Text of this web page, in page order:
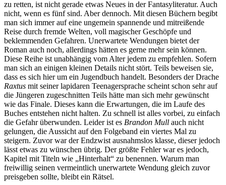
zu retten, ist nicht gerade etwas Neues in der Fantasyliteratur. Auch
nicht, wenn es fünf sind. Aber dennoch. Mit diesen Büchern begibt
man sich immer auf eine ungemein spannende und mitreißende
Reise durch fremde Welten, voll magischer Geschöpfe und
beklemmenden Gefahren. Unerwartete Wendungen bietet der
Roman auch noch, allerdings hätten es gerne mehr sein können.
Diese Reihe ist unabhängig vom Alter jedem zu empfehlen. Sofern
man sich an einigen kleinen Details nicht stört. Teils beweisen sie,
dass es sich hier um ein Jugendbuch handelt. Besonders der Drache
Raxtus mit seiner lapidaren Teenagersprache scheint schon sehr auf
die Jüngeren zugeschnitten Teils hätte man sich mehr gewünscht
wie das Finale. Dieses kann die Erwartungen, die im Laufe des
Buches entstehen nicht halten. Zu schnell ist alles vorbei, zu einfach
die Gefahr überwunden. Leider ist es Brandon Mull auch nicht
gelungen, die Aussicht auf den Folgeband ein viertes Mal zu
steigern. Zuvor war der Endzwist ausnahmslos klasse, dieser jedoch
lässt etwas zu wünschen übrig. Der größte Fehler war es jedoch,
Kapitel mit Titeln wie „Hinterhalt“ zu benennen. Warum man
freiwillig seinen vermeintlich unerwartete Wendung gleich zuvor
preisgeben sollte, bleibt ein Rätsel.